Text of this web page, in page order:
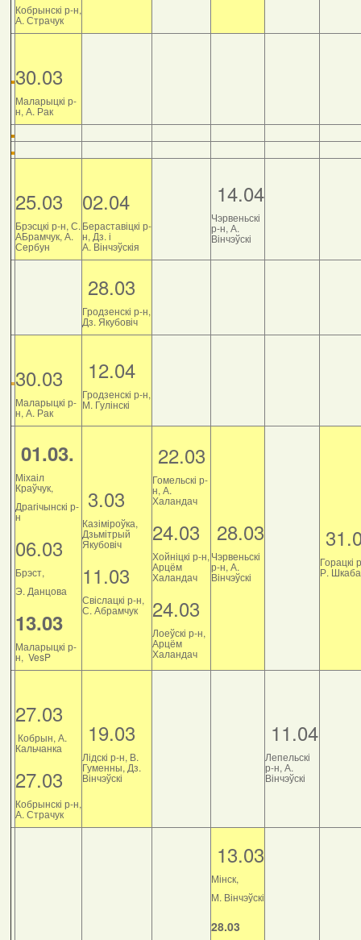
Кобрынскі р-н,
А. Страчук
30.03
Маларыцкі р-
н, А. Рак
25.03
Брэсцкі р-н, С.
АБрамчук, А.
Сербун
02.04
Бераставіцкі р-
н, Дз. і
А. Вінчэўскія
14.04
Чэрвеньскі
р-н, А.
Вінчэўскі
28.03
Гродзенскі р-н,
Дз. Якубовіч
30.03
Маларыцкі р-
н, А. Рак
12.04
Гродзенскі р-н,
М. Гулінскі
01.03.
Міхаіл
Краўчук,
Драгічынскі р-
н
06.03
Брэст,
Э. Данцова
13.03
Маларыцкі р-
н, VesP
3.03
Казіміроўка,
Дзьмітрый
Якубовіч
11.03
Свіслацкі р-н,
С. Абрамчук
22.03
Гомельскі р-
н, А.
Халандач
24.03
Хойніцкі р-н,
Арцём
Халандач
24.03
Лоеўскі р-н,
Арцём
Халандач
28.03
Чэрвеньскі
р-н, А.
Вінчэўскі
Горацкі
Р.
27.03
Кобрын, А.
Кальчанка
27.03
Кобрынскі р-н,
А. Страчук
19.03
Лідскі р-н, В.
Гуменны, Дз.
Вінчэўскі
11.04
Лепельскі
р-н, А.
Вінчэўскі
13.03
Мінск,
М. Вінчэўскі
28.03